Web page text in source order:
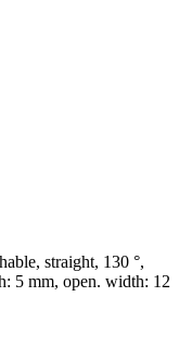
理工程の業務改善
手術）
ンテナーシステム
カテ
セット
ラップ株式会社の
いうこと）
straight, 130 °,
5 mm, open. width: 12